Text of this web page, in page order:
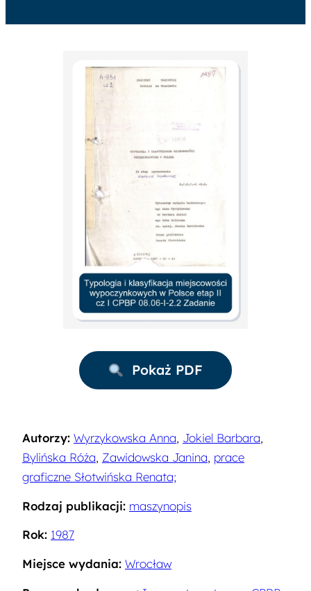
Pokaż PDF
Autorzy: Wyrzykowska Anna, Jokiel Barbara,
Bylińska Róża, Zawidowska Janina, prace
graficzne Słotwińska Renata;
Rodzaj publikacji: maszynopis
Rok: 1987
Miejsce wydania: Wrocław